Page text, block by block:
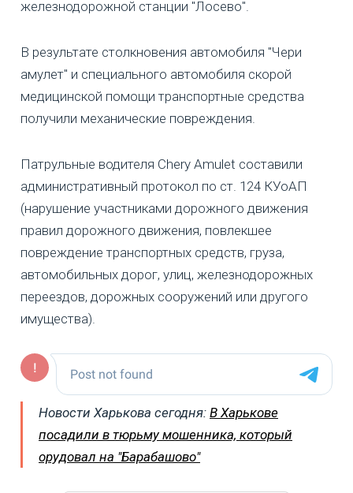
железнодорожной станции "Лосево".
В результате столкновения автомобиля "Чери
амулет" и специального автомобиля скорой
медицинской помощи транспортные средства
получили механические повреждения.
Патрульные водителя Chery Аmulet составили
административный протокол по ст. 124 КУоАП
(нарушение участниками дорожного движения
правил дорожного движения, повлекшее
повреждение транспортных средств, груза,
автомобильных дорог, улиц, железнодорожных
переездов, дорожных сооружений или другого
имущества).
Новости Харькова сегодня: В Харькове
посадили в тюрьму мошенника, который
орудовал на "Барабашово"